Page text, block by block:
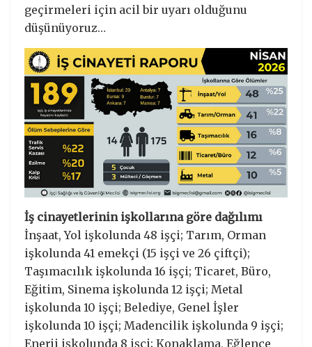
geçirmeleri için acil bir uyarı olduğunu
düşünüyoruz…
İş cinayetlerinin işkollarına göre dağılımı
İnşaat, Yol işkolunda 48 işçi; Tarım, Orman
işkolunda 41 emekçi (15 işçi ve 26 çiftçi);
Taşımacılık işkolunda 16 işçi; Ticaret, Büro,
Eğitim, Sinema işkolunda 12 işçi; Metal
işkolunda 10 işçi; Belediye, Genel İşler
işkolunda 10 işçi; Madencilik işkolunda 9 işçi;
Enerji işkolunda 8 işçi; Konaklama, Eğlence